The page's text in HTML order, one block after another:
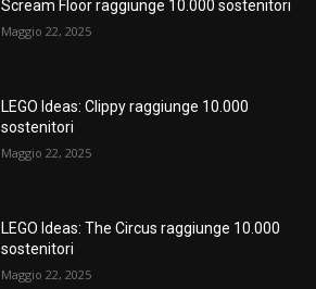
Scream Floor raggiunge 10.000 sostenitori
Maggio 22, 2025
LEGO Ideas: Clippy raggiunge 10.000
sostenitori
Maggio 22, 2025
LEGO Ideas: The Circus raggiunge 10.000
sostenitori
Maggio 22, 2025